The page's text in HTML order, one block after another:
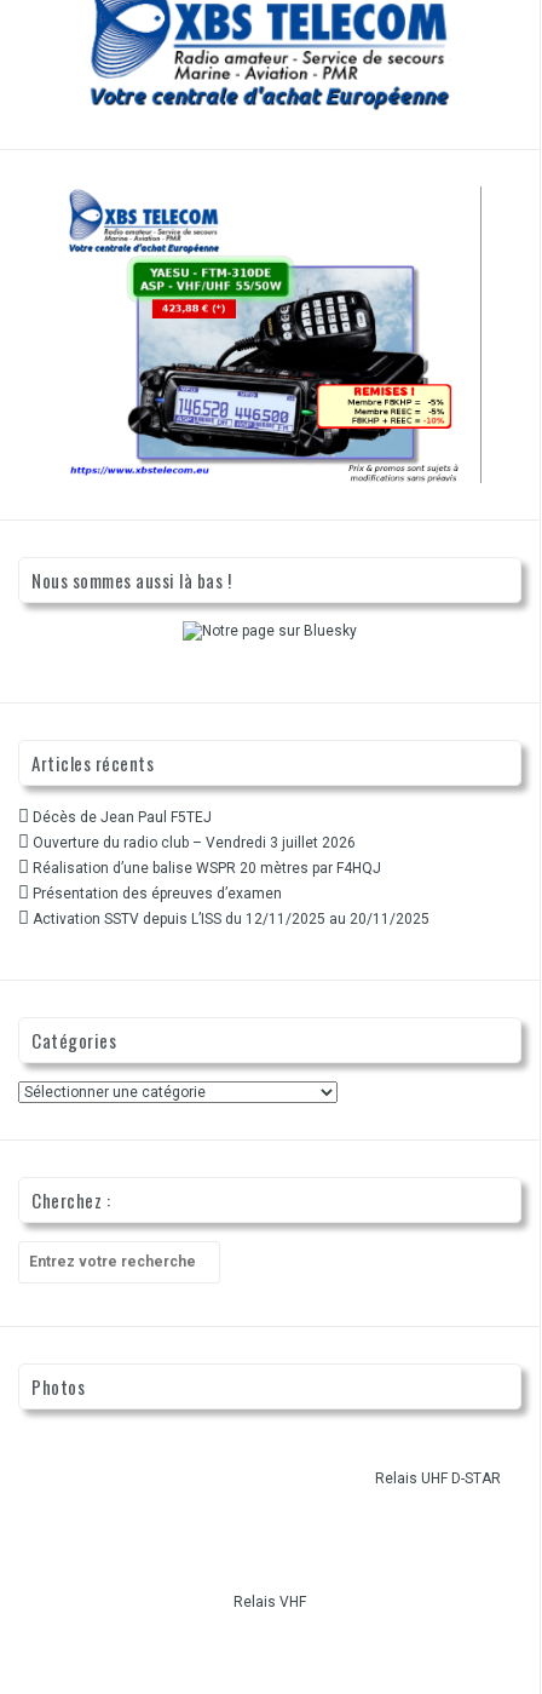
Nous sommes aussi là bas !
Articles récents
Décès de Jean Paul F5TEJ
Ouverture du radio club – Vendredi 3 juillet 2026
Réalisation d’une balise WSPR 20 mètres par F4HQJ
Présentation des épreuves d’examen
Activation SSTV depuis L’ISS du 12/11/2025 au 20/11/2025
Catégories
Catégories
Cherchez :
pour
Photos
Relais UHF D-STAR
Relais VHF